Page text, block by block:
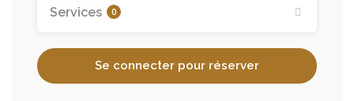
Services 0
Se connecter pour réserver